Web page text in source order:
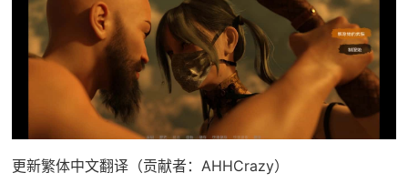
更新繁体中文翻译（贡献者：AHHCrazy）